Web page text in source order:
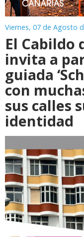
Viernes, 07 de Agosto
El Cabildo
invita a
guiada
con
sus calles
identidad